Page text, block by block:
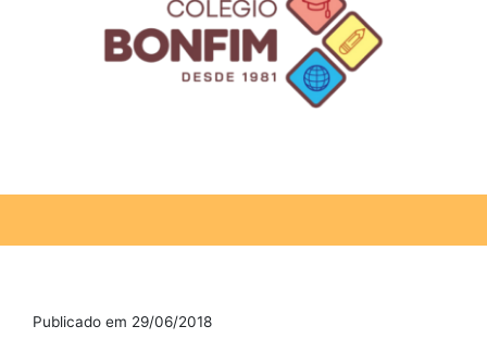
Publicado em 29/06/2018